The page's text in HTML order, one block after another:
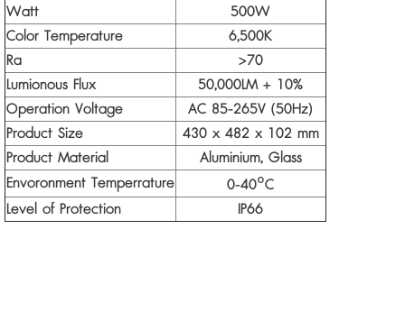
Watt
500W
Color Temperature
6,500K
Ra
>70
Lumionous Flux
50,000LM + 10%
Operation Voltage
AC 85-265V (50Hz)
Product Size
430 x 482 x 102 mm
Product Material
Aluminium, Glass
Envoronment Temperrature
0-40°C
Level of Protection
IP66